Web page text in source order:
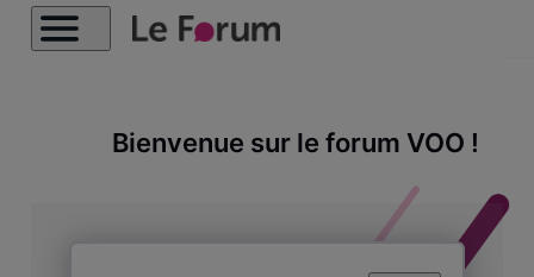
Bienvenue sur le forum VOO !